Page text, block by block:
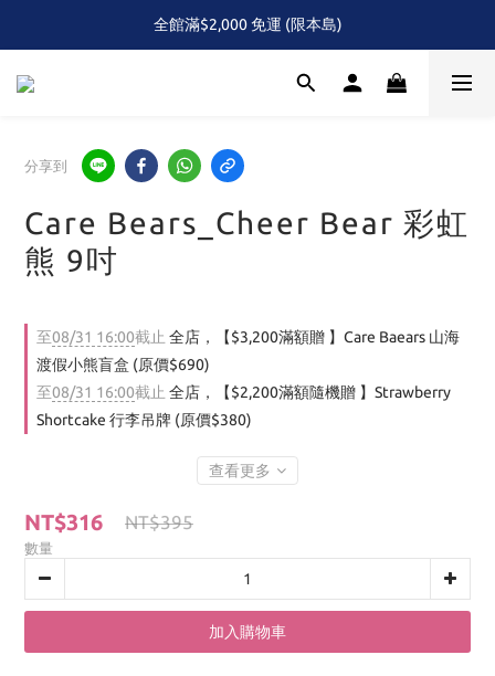
全館滿$2,000 免運 (限本島)
全館滿$2,000 免運 (限本島)
下單即贈！Care Bears 三色熊頭 便利貼組(隨機)
全館滿$2,000 免運 (限本島)
分享到
Care Bears_Cheer Bear 彩虹
熊 9吋
至08/31 16:00截止 全店，【$3,200滿額贈 】Care Baears 山海
渡假小熊盲盒 (原價$690)
至08/31 16:00截止 全店，【$2,200滿額隨機贈 】Strawberry
Shortcake 行李吊牌 (原價$380)
查看更多
NT$316 NT$395
數量
加入購物車